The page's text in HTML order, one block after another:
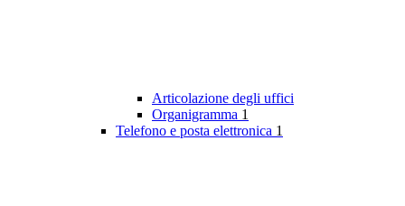
Articolazione degli uffici
Organigramma 1
Telefono e posta elettronica 1